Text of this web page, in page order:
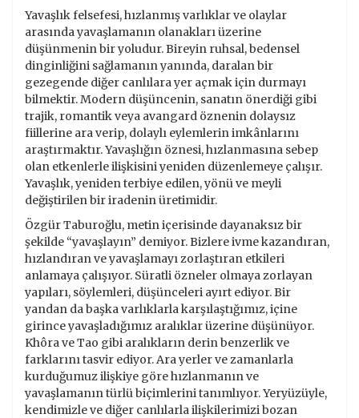
Yavaşlık felsefesi, hızlanmış varlıklar ve olaylar
arasında yavaşlamanın olanakları üzerine
düşünmenin bir yoludur. Bireyin ruhsal, bedensel
dinginliğini sağlamanın yanında, daralan bir
gezegende diğer canlılara yer açmak için durmayı
bilmektir. Modern düşüncenin, sanatın önerdiği gibi
trajik, romantik veya avangard öznenin dolaysız
fiillerine ara verip, dolaylı eylemlerin imkânlarını
araştırmaktır. Yavaşlığın öznesi, hızlanmasına sebep
olan etkenlerle ilişkisini yeniden düzenlemeye çalışır.
Yavaşlık, yeniden terbiye edilen, yönü ve meyli
değiştirilen bir iradenin üretimidir.
Özgür Taburoğlu, metin içerisinde dayanaksız bir
şekilde “yavaşlayın” demiyor. Bizlere ivme kazandıran,
hızlandıran ve yavaşlamayı zorlaştıran etkileri
anlamaya çalışıyor. Süratli özneler olmaya zorlayan
yapıları, söylemleri, düşünceleri ayırt ediyor. Bir
yandan da başka varlıklarla karşılaştığımız, içine
girince yavaşladığımız aralıklar üzerine düşünüyor.
Khôra ve Tao gibi aralıkların derin benzerlik ve
farklarını tasvir ediyor. Ara yerler ve zamanlarla
kurduğumuz ilişkiye göre hızlanmanın ve
yavaşlamanın türlü biçimlerini tanımlıyor. Yeryüzüyle,
kendimizle ve diğer canlılarla ilişkilerimizi bozan